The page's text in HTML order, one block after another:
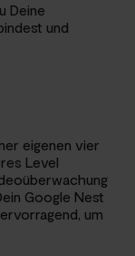
Deine
und
eigenen vier
Level
Google Nest
um